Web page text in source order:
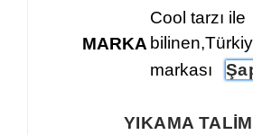
MARKA
Cool tarzı ile
markası
YIKAMA